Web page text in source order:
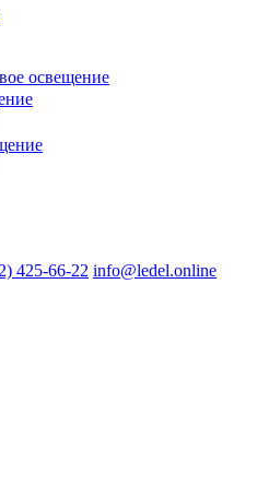
освещение
425-66-22 info@ledel.online